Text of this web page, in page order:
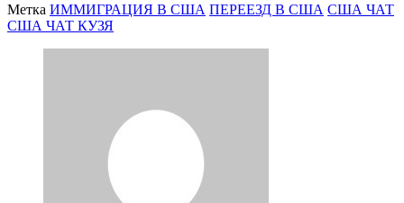
Метка ИММИГРАЦИЯ В США ПЕРЕЕЗД В США США ЧАТ
США ЧАТ КУЗЯ